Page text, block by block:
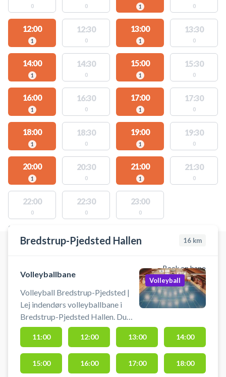
0 0 1 0
12:00
1
12:30
0
13:00
1
13:30
0
14:00
1
14:30
0
15:00
1
15:30
0
16:00
1
16:30
0
17:00
1
17:30
0
18:00
1
18:30
0
19:00
1
19:30
0
20:00
1
20:30
0
21:00
1
21:30
0
22:00
0
22:30
0
23:00
0
STEDER MED LEDIGE AKTIVITETER
Bredstrup-Pjedsted Hallen 16 km
Book en bane
Volleyballbane
Volleyball Bredstrup-Pjedsted |
Lej indendørs volleyballbane i
Bredstrup-Pjedsted Hallen. Du
skal selv medbringe bold. Book en
volleyballbane og spil volley i
Pjedsted-Bredstrup Hallen.
Volleyball
11:00 12:00 13:00 14:00
15:00 16:00 17:00 18:00